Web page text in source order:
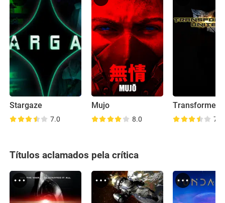
Stargaze
7.0
Mujo
8.0 7.7
Títulos aclamados pela crítica